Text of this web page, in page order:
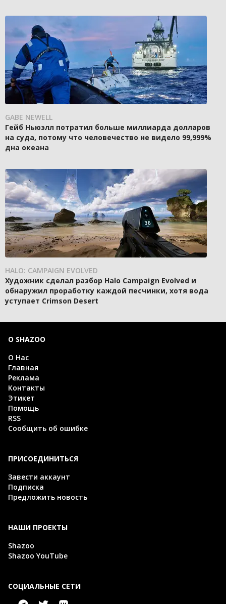
GABE NEWELL
Гейб Ньюэлл потратил больше миллиарда долларов
на суда, потому что человечество не видело 99,999%
дна океана
HALO: CAMPAIGN EVOLVED
Художник сделал разбор Halo Campaign Evolved и
обнаружил проработку каждой песчинки, хотя вода
уступает Crimson Desert
О SHAZOO
О Нас
Главная
Реклама
Контакты
Этикет
Помощь
RSS
Сообщить об ошибке
ПРИСОЕДИНИТЬСЯ
Завести аккаунт
Подписка
Предложить новость
НАШИ ПРОЕКТЫ
Shazoo
Shazoo YouTube
СОЦИАЛЬНЫЕ СЕТИ